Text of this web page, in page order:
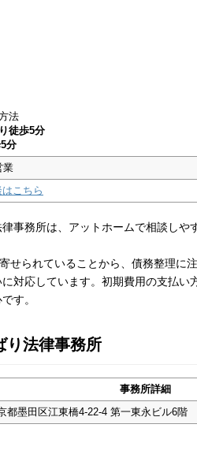
法
徒歩5分
分
業
こちら
事務所は、アットホームで相談しや
せられていることから、債務整理に
対応しています。初期費用の支払い
す。
り法律事務所
事務所詳細
都墨田区江東橋4-22-4 第一東永ビル6階